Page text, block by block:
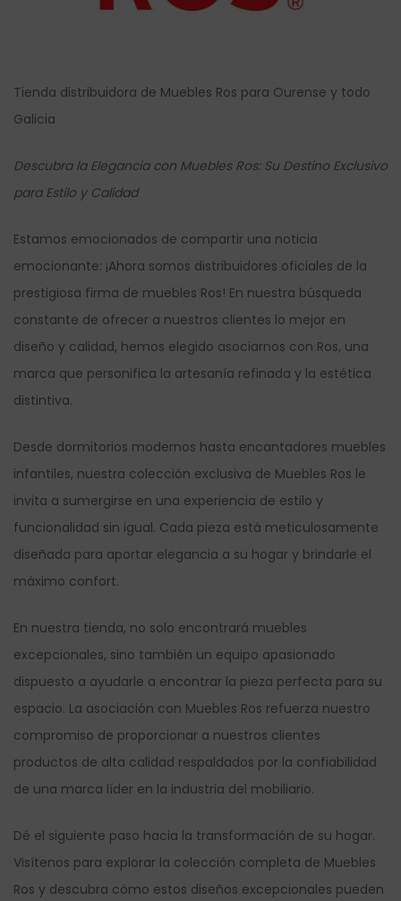
Tienda distribuidora de Muebles Ros para Ourense y todo
Galicia
Descubra la Elegancia con Muebles Ros: Su Destino Exclusivo
para Estilo y Calidad
Estamos emocionados de compartir una noticia
emocionante: ¡Ahora somos distribuidores oficiales de la
prestigiosa firma de muebles Ros! En nuestra búsqueda
constante de ofrecer a nuestros clientes lo mejor en
diseño y calidad, hemos elegido asociarnos con Ros, una
marca que personifica la artesanía refinada y la estética
distintiva.
Desde dormitorios modernos hasta encantadores muebles
infantiles, nuestra colección exclusiva de Muebles Ros le
invita a sumergirse en una experiencia de estilo y
funcionalidad sin igual. Cada pieza está meticulosamente
diseñada para aportar elegancia a su hogar y brindarle el
máximo confort.
En nuestra tienda, no solo encontrará muebles
excepcionales, sino también un equipo apasionado
dispuesto a ayudarle a encontrar la pieza perfecta para su
espacio. La asociación con Muebles Ros refuerza nuestro
compromiso de proporcionar a nuestros clientes
productos de alta calidad respaldados por la confiabilidad
de una marca líder en la industria del mobiliario.
Dé el siguiente paso hacia la transformación de su hogar.
Visítenos para explorar la colección completa de Muebles
Ros y descubra cómo estos diseños excepcionales pueden